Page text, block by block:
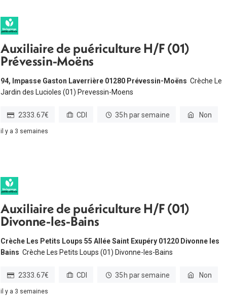
Auxiliaire de puériculture H/F (01)
Prévessin-Moëns
94, Impasse Gaston Laverrière 01280 Prévessin-Moëns Crèche Le
Jardin des Lucioles (01) Prevessin-Moens
2333.67€ CDI 35h par semaine Non
il y a 3 semaines
Auxiliaire de puériculture H/F (01)
Divonne-les-Bains
Crèche Les Petits Loups 55 Allée Saint Exupéry 01220 Divonne les
Bains Crèche Les Petits Loups (01) Divonne-les-Bains
2333.67€ CDI 35h par semaine Non
il y a 3 semaines